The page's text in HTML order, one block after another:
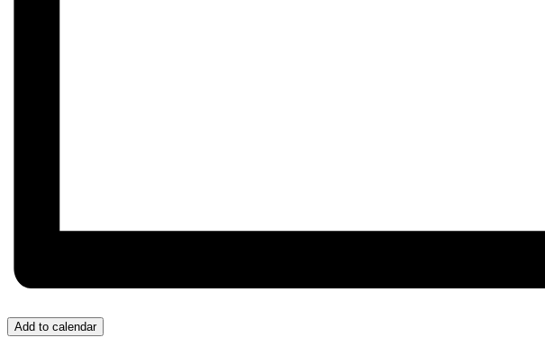
Add to calendar